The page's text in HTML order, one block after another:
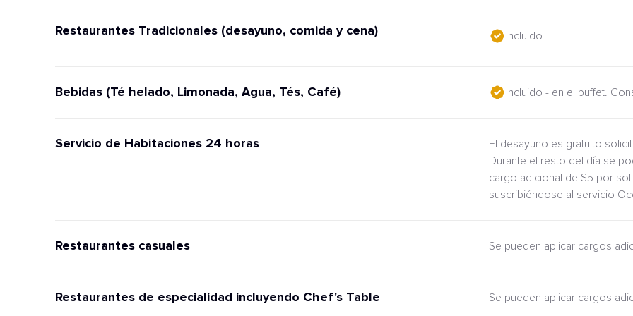
Restaurantes Tradicionales (desayuno, comida y cena) Incluido
Bebidas (Té helado, Limonada, Agua, Tés, Café) Incluido - en el buffet.
Servicio de Habitaciones 24 horas
El desayuno es gratuito
Durante el resto del día se
cargo adicional de $5 por
suscribiéndose al servicio
Restaurantes casuales Se pueden aplicar cargos
Restaurantes de especialidad incluyendo Chef's Table Se pueden aplicar cargos